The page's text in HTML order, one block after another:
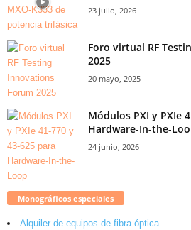
23 julio, 2026
Foro virtual RF
2025
20 mayo, 2025
Módulos PXI y PXIe
Hardware-In-the-
24 junio, 2026
Monográficos especiales
Alquiler de equipos de fibra óptica